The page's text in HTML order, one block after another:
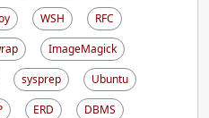
WSH
RFC
ImageMagick
sysprep
Ubuntu
ERD
DBMS